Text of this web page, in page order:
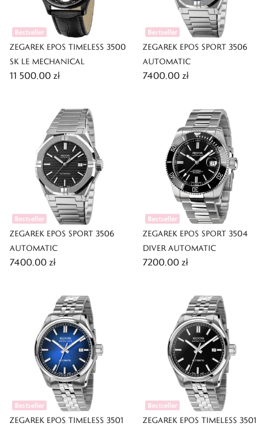
Bestseller
ZEGAREK EPOS TIMELESS 3500
SK LE MECHANICAL
11 500,00 zł
Bestseller
ZEGAREK EPOS SPORT 3506
AUTOMATIC
7400,00 zł
Bestseller
ZEGAREK EPOS SPORT 3506
AUTOMATIC
7400,00 zł
Bestseller
ZEGAREK EPOS SPORT 3504
DIVER AUTOMATIC
7200,00 zł
Bestseller
ZEGAREK EPOS TIMELESS 3501
Bestseller
ZEGAREK EPOS TIMELESS 3501